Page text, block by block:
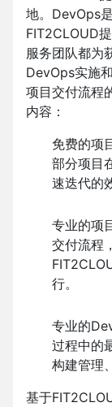
地。DevOps
FIT2CLOUD
服务团队都为
DevOps实施
项目交付流程
内容：
免费的项
部分项目
速迭代的
专业的项
交付流程
行。
专业的
过程中的
构建管理
基于